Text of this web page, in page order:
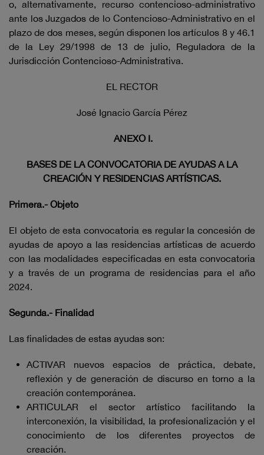
o, alternativamente, recurso contencioso-administrativo
ante los Juzgados de lo Contencioso-Administrativo en el
plazo de dos meses, según disponen los artículos 8 y 46.1
de la Ley 29/1998 de 13 de julio, Reguladora de la
Jurisdicción Contencioso-Administrativa.
EL RECTOR
José Ignacio García Pérez
ANEXO I.
BASES DE LA CONVOCATORIA DE AYUDAS A LA
CREACIÓN Y RESIDENCIAS ARTÍSTICAS.
Primera.- Objeto
El objeto de esta convocatoria es regular la concesión de
ayudas de apoyo a las residencias artísticas de acuerdo
con las modalidades especificadas en esta convocatoria
y a través de un programa de residencias para el año
2024.
Segunda.- Finalidad
Las finalidades de estas ayudas son:
ACTIVAR nuevos espacios de práctica, debate,
reflexión y de generación de discurso en torno a la
creación contemporánea.
ARTICULAR el sector artístico facilitando la
interconexión, la visibilidad, la profesionalización y el
conocimiento de los diferentes proyectos de
creación.